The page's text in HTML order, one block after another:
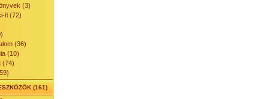
(3)
fi (72)
(36)
(10)
(74)
(161)